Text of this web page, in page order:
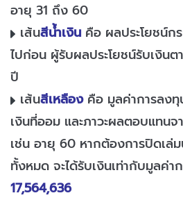
อายุ 31 ถึง 60
เส้นสีน้ำเงินคือ ผลประโยชน์ก
ไปก่อน ผู้รับผลประโยชน์รับเงิน
ปี
เส้นสีเหลืองคือ มูลค่าการลงทุ
เงินที่ออม และภาวะผลตอบแทน
เช่น อายุ 60 หากต้องการปิดเล่ม
ทั้งหมด จะได้รับเงินเท่ากับมูลค่
17,564,636